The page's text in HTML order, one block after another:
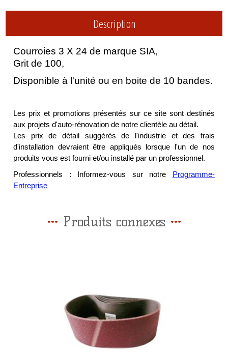
Description
Courroies 3 X 24 de marque SIA,
Grit de 100,
Disponible à l'unité ou en boite de 10 bandes.
Les prix et promotions présentés sur ce site sont destinés
aux projets d'auto-rénovation de notre clientèle au détail.
Les prix de détail suggérés de l'industrie et des frais
d'installation devraient être appliqués lorsque l'un de nos
produits vous est fourni et/ou installé par un professionnel.
Professionnels : Informez-vous sur notre
Programme-
Entreprise
Produits connexes